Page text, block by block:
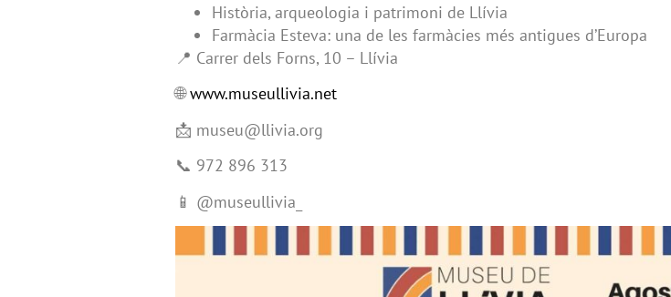
Història, arqueologia i patrimoni de Llívia
Farmàcia Esteva: una de les farmàcies més antigues d’Europa
📍 Carrer dels Forns, 10 – Llívia
🌐www.museullivia.net
📩 museu@llivia.org
📞 972 896 313
📱 @museullivia_